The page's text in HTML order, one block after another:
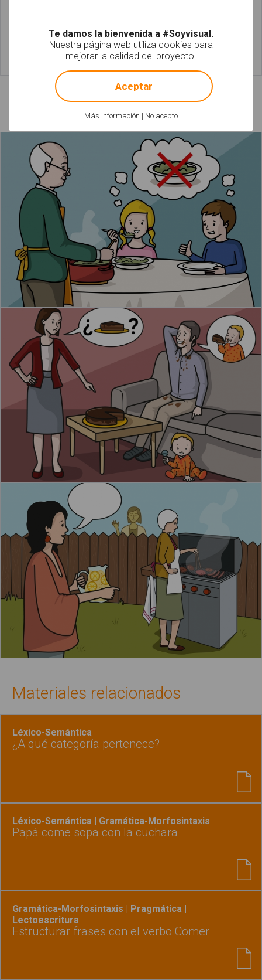
Leer más Leer más
Láminas relacionadas
Materiales relacionados
Léxico-Semántica
¿A qué categoría pertenece?
Léxico-Semántica | Gramática-Morfosintaxis
Papá come sopa con la cuchara
Gramática-Morfosintaxis | Pragmática |
Lectoescritura
Estructurar frases con el verbo Comer
Te damos la bienvenida a #Soyvisual.
Nuestra página web utiliza cookies para
mejorar la calidad del proyecto.
Más información | No acepto
! Not valid!
Aceptar